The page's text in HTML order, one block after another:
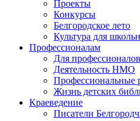
Проекты
Конкурсы
Белгородское лето
Культура для
Профессионалам
Для профессионалов
Деятельность НМО
Профессиональные
Жизнь детских
Краеведение
Писатели